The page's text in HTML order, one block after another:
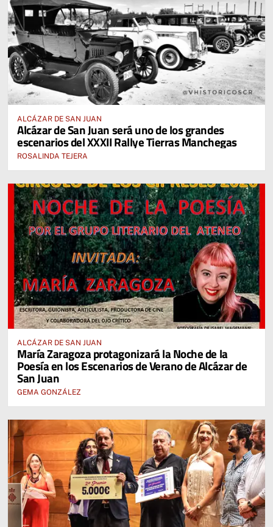
ALCÁZAR DE SAN JUAN
Alcázar de San Juan será uno de los grandes
escenarios del XXXII Rallye Tierras Manchegas
ROSALINDA TEJERA
ALCÁZAR DE SAN JUAN
María Zaragoza protagonizará la Noche de la
Poesía en los Escenarios de Verano de Alcázar de
San Juan
GEMA GONZÁLEZ